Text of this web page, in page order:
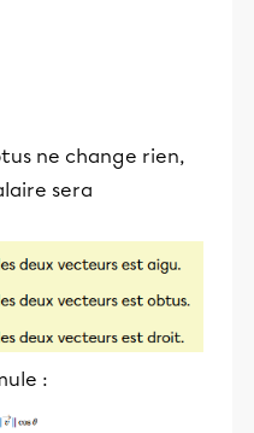
ne change rien,
sera
: